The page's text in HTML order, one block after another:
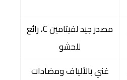
مصدر جيد لفيتامين C، رائع
للحشو
غني بالألياف ومضادات